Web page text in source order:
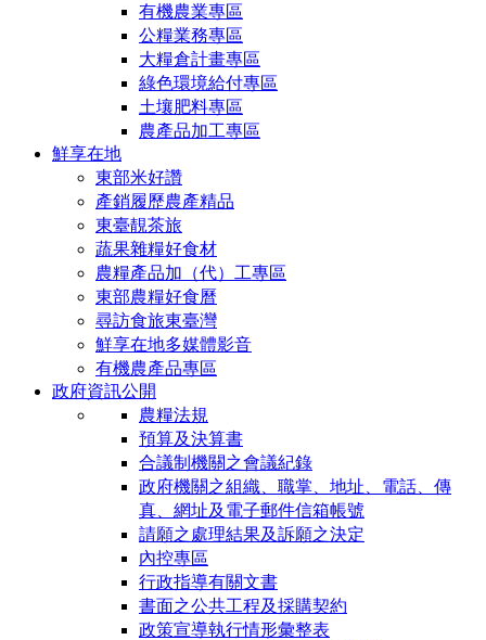
有機農業專區
公糧業務專區
大糧倉計畫專區
綠色環境給付專區
土壤肥料專區
農產品加工專區
鮮享在地
東部米好讚
產銷履歷農產精品
東臺靚茶旅
蔬果雜糧好食材
農糧產品加（代）工專區
東部農糧好食曆
尋訪食旅東臺灣
鮮享在地多媒體影音
有機農產品專區
政府資訊公開
農糧法規
預算及決算書
合議制機關之會議紀錄
政府機關之組織、職掌、地址、電話、傳
真、網址及電子郵件信箱帳號
請願之處理結果及訴願之決定
內控專區
行政指導有關文書
書面之公共工程及採購契約
政策宣導執行情形彙整表